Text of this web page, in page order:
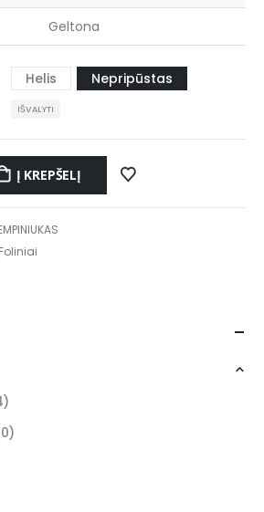
Geltona
Helis Nepripūstas
IŠVALYTI
Į KREPŠELĮ
Foliniai